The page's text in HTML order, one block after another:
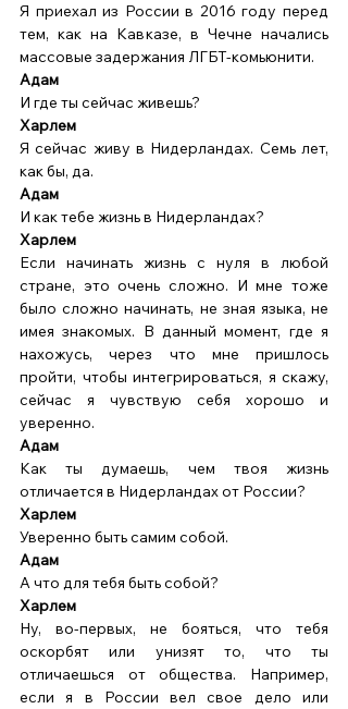
Я приехал из России в 2016 году перед
тем, как на Кавказе, в Чечне начались
массовые задержания ЛГБТ-комьюнити.
Адам
И где ты сейчас живешь?
Харлем
Я сейчас живу в Нидерландах. Семь лет,
как бы, да.
Адам
И как тебе жизнь в Нидерландах?
Харлем
Если начинать жизнь с нуля в любой
стране, это очень сложно. И мне тоже
было сложно начинать, не зная языка, не
имея знакомых. В данный момент, где я
нахожусь, через что мне пришлось
пройти, чтобы интегрироваться, я скажу,
сейчас я чувствую себя хорошо и
уверенно.
Адам
Как ты думаешь, чем твоя жизнь
отличается в Нидерландах от России?
Харлем
Уверенно быть самим собой.
Адам
А что для тебя быть собой?
Харлем
Ну, во-первых, не бояться, что тебя
оскорбят или унизят то, что ты
отличаешься от общества. Например,
если я в России вел свое дело или